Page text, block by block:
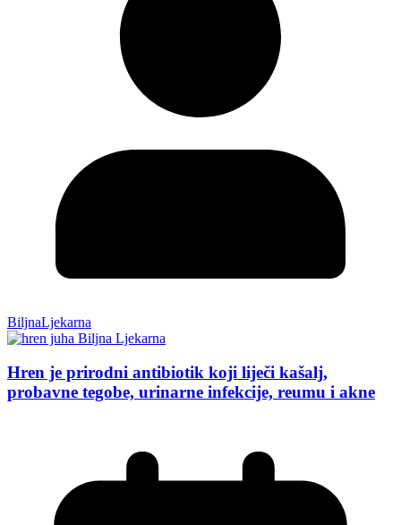
BiljnaLjekarna
Hren je prirodni antibiotik koji liječi kašalj,
probavne tegobe, urinarne infekcije, reumu i akne